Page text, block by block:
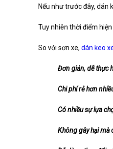
Nếu như trước đây, dán
Tuy nhiên thời điểm
So với sơn xe, dán keo
Đơn giản, dễ thực
Chi phí rẻ hơn
Có nhiều sự lựa
Không gây hại mà